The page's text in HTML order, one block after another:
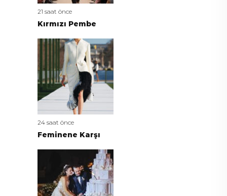
21 saat önce
Kırmızı Pembe
24 saat önce
Feminene Karşı